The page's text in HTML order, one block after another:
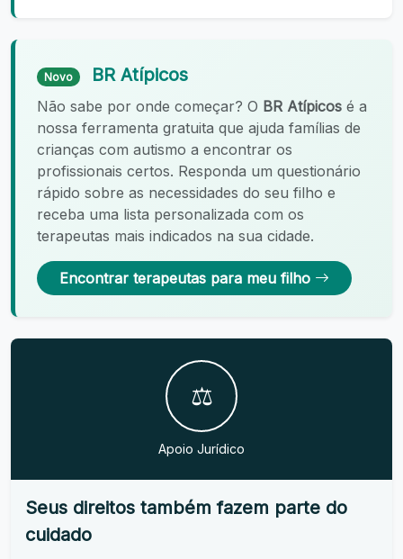
Novo BR Atípicos
Não sabe por onde começar? O BR Atípicos é a
nossa ferramenta gratuita que ajuda famílias de
crianças com autismo a encontrar os
profissionais certos. Responda um questionário
rápido sobre as necessidades do seu filho e
receba uma lista personalizada com os
terapeutas mais indicados na sua cidade.
Encontrar terapeutas para meu filho
⚖️
Apoio Jurídico
Seus direitos também fazem parte do
cuidado